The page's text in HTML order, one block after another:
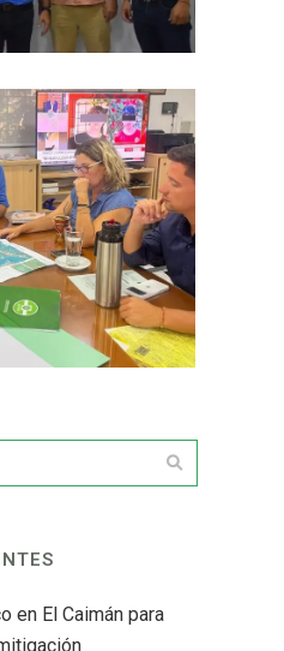
en El Caimán para